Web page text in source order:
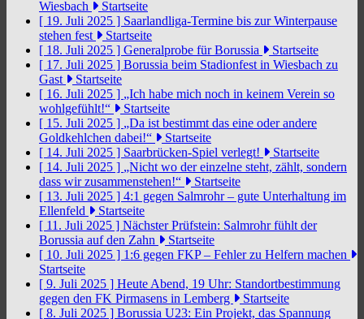
Wiesbach
Startseite
[ 19. Juli 2025 ] Saarlandliga-Termine bis zur Winterpause
stehen fest
Startseite
[ 18. Juli 2025 ] Generalprobe für Borussia
Startseite
[ 17. Juli 2025 ] Borussia beim Stadionfest in Wiesbach zu
Gast
Startseite
[ 16. Juli 2025 ] „Ich habe mich noch in keinem Verein so
wohlgefühlt!“
Startseite
[ 15. Juli 2025 ] „Da ist bestimmt das eine oder andere
Goldkehlchen dabei!“
Startseite
[ 14. Juli 2025 ] Saarbrücken-Spiel verlegt!
Startseite
[ 14. Juli 2025 ] „Nicht wo der einzelne steht, zählt, sondern
dass wir zusammenstehen!“
Startseite
[ 13. Juli 2025 ] 4:1 gegen Salmrohr – gute Unterhaltung im
Ellenfeld
Startseite
[ 11. Juli 2025 ] Nächster Prüfstein: Salmrohr fühlt der
Borussia auf den Zahn
Startseite
[ 10. Juli 2025 ] 1:6 gegen FKP – Fehler zu Helfern machen
Startseite
[ 9. Juli 2025 ] Heute Abend, 19 Uhr: Standortbestimmung
gegen den FK Pirmasens in Lemberg
Startseite
[ 8. Juli 2025 ] Borussia U23: Ein Projekt, das Spannung